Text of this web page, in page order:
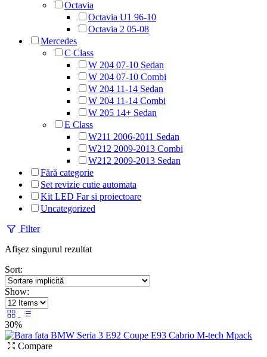
Octavia
Octavia U1 96-10
Octavia 2 05-08
Mercedes
C Class
W 204 07-10 Sedan
W 204 07-10 Combi
W 204 11-14 Sedan
W 204 11-14 Combi
W 205 14+ Sedan
E Class
W211 2006-2011 Sedan
W212 2009-2013 Combi
W212 2009-2013 Sedan
Fără categorie
Set revizie cutie automata
Kit LED Far si proiectoare
Uncategorized
Filter
Afișez singurul rezultat
Sort:
Show:
30%
Compare